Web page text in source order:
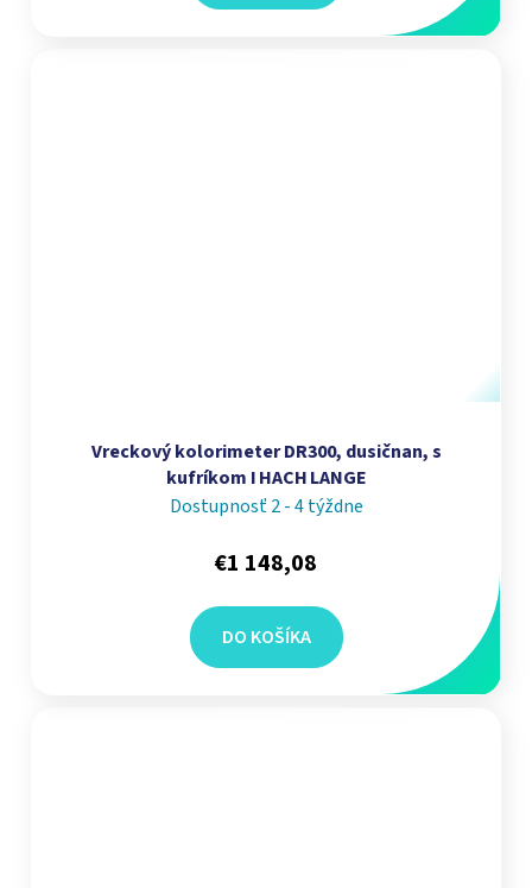
Vreckový kolorimeter DR300, dusičnan, s
kufríkom I HACH LANGE
Dostupnosť 2 - 4 týždne
€1 148,08
DO KOŠÍKA